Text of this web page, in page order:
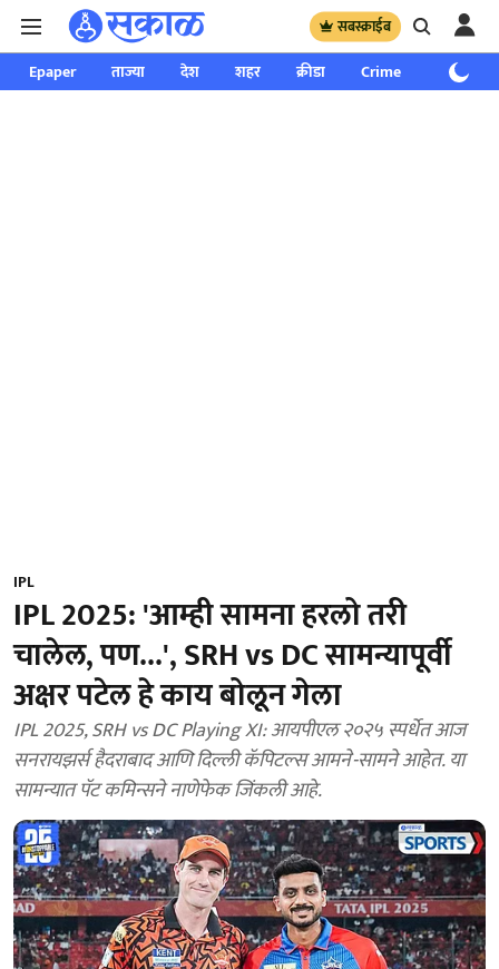
सबस्क्राईब
Epaper ताज्या देश शहर क्रीडा Crime साप्ताहिक
IPL
IPL 2025: 'आम्ही सामना हरलो तरी
चालेल, पण...', SRH vs DC सामन्यापूर्वी
अक्षर पटेल हे काय बोलून गेला
IPL 2025, SRH vs DC Playing XI: आयपीएल २०२५ स्पर्धेत आज
सनरायझर्स हैदराबाद आणि दिल्ली कॅपिटल्स आमने-सामने आहेत. या
सामन्यात पॅट कमिन्सने नाणेफेक जिंकली आहे.